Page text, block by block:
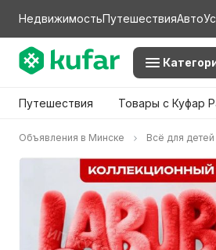
НедвижимостьПутешествияАвто
Путешествия Товары с Куфар
Объявления в Минске Всё для